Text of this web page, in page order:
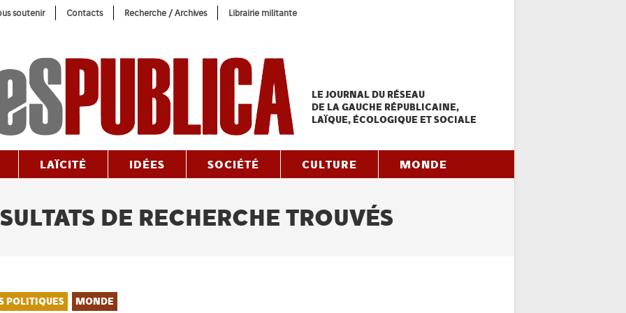
soutenir Contacts Recherche / Archives Librairie militante
LE JOURNAL DU RÉSEAU
DE LA GAUCHE RÉPUBLICAINE,
LAÏQUE, ÉCOLOGIQUE ET SOCIALE
LAÏCITÉ IDÉES SOCIÉTÉ CULTURE MONDE
DE RECHERCHE TROUVÉS
POLITIQUES MONDE